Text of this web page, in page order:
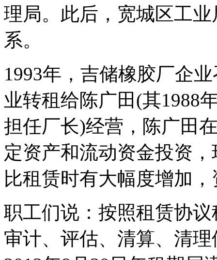
理局。此后，宽城区工
系。
1993年，吉储橡胶厂企
业转租给陈广田(其1988
担任厂长)经营，陈广田
定资产和流动资金投资
比租赁时有大幅度增加
职工们说：按照租赁协
审计、评估、清算、清